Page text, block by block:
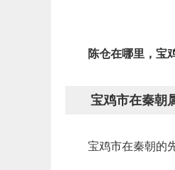
陈仓在哪里，宝
宝鸡市在秦朝
宝鸡市在秦朝的